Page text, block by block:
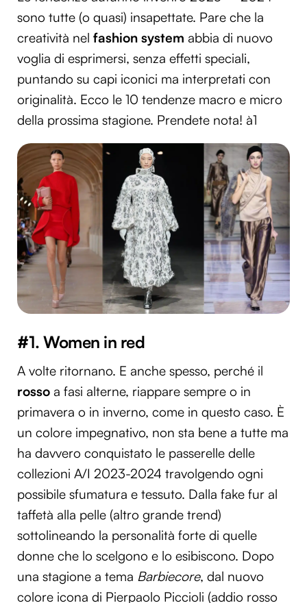
sono tutte (o quasi) insapettate. Pare che la
creatività nel fashion system abbia di nuovo
voglia di esprimersi, senza effetti speciali,
puntando su capi iconici ma interpretati con
originalità. Ecco le 10 tendenze macro e micro
della prossima stagione. Prendete nota! à1
#1. Women in red
A volte ritornano. E anche spesso, perché il
rosso a fasi alterne, riappare sempre o in
primavera o in inverno, come in questo caso. È
un colore impegnativo, non sta bene a tutte ma
ha davvero conquistato le passerelle delle
collezioni A/I 2023-2024 travolgendo ogni
possibile sfumatura e tessuto. Dalla fake fur al
taffetà alla pelle (altro grande trend)
sottolineando la personalità forte di quelle
donne che lo scelgono e lo esibiscono. Dopo
una stagione a tema Barbiecore, dal nuovo
colore icona di Pierpaolo Piccioli (addio rosso